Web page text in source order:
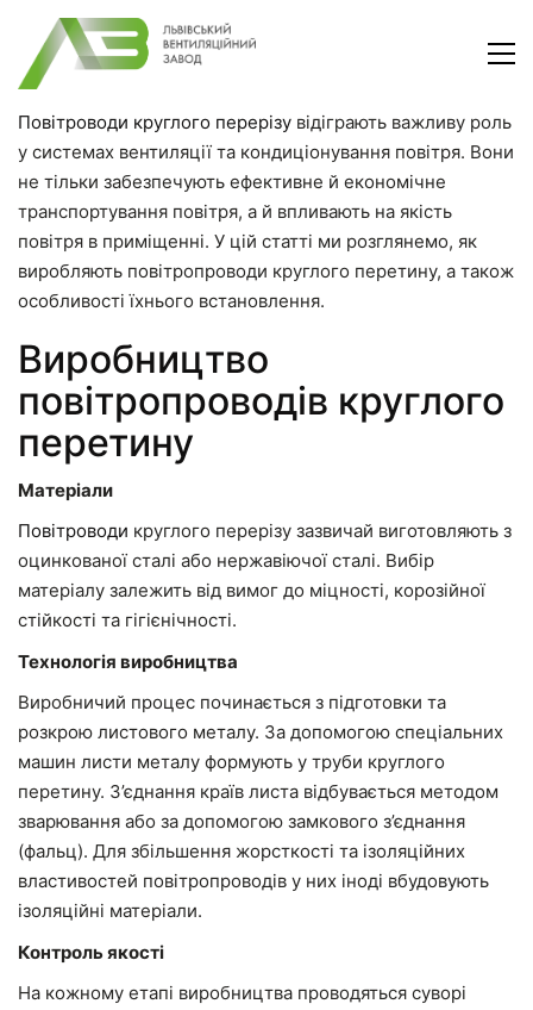
Повітроводи круглого перерізу відіграють важливу роль
у системах вентиляції та кондиціонування повітря. Вони
не тільки забезпечують ефективне й економічне
транспортування повітря, а й впливають на якість
повітря в приміщенні. У цій статті ми розглянемо, як
виробляють повітропроводи круглого перетину, а також
особливості їхнього встановлення.
Виробництво
повітропроводів круглого
перетину
Матеріали
Повітроводи круглого перерізу зазвичай виготовляють з
оцинкованої сталі або нержавіючої сталі. Вибір
матеріалу залежить від вимог до міцності, корозійної
стійкості та гігієнічності.
Технологія виробництва
Виробничий процес починається з підготовки та
розкрою листового металу. За допомогою спеціальних
машин листи металу формують у труби круглого
перетину. З’єднання країв листа відбувається методом
зварювання або за допомогою замкового з’єднання
(фальц). Для збільшення жорсткості та ізоляційних
властивостей повітропроводів у них іноді вбудовують
ізоляційні матеріали.
Контроль якості
На кожному етапі виробництва проводяться суворі